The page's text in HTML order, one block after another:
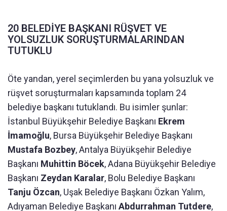
20 BELEDİYE BAŞKANI RÜŞVET VE
YOLSUZLUK SORUŞTURMALARINDAN
TUTUKLU
Öte yandan, yerel seçimlerden bu yana yolsuzluk ve
rüşvet soruşturmaları kapsamında toplam 24
belediye başkanı tutuklandı. Bu isimler şunlar:
İstanbul Büyükşehir Belediye Başkanı Ekrem
İmamoğlu, Bursa Büyükşehir Belediye Başkanı
Mustafa Bozbey, Antalya Büyükşehir Belediye
Başkanı Muhittin Böcek, Adana Büyükşehir Belediye
Başkanı Zeydan Karalar, Bolu Belediye Başkanı
Tanju Özcan, Uşak Belediye Başkanı Özkan Yalım,
Adıyaman Belediye Başkanı Abdurrahman Tutdere,